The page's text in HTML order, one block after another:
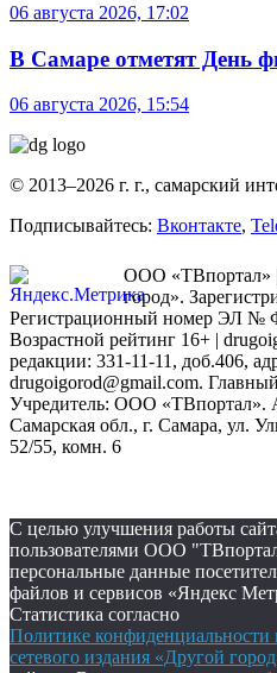
06 августа 2026, 17:02
В Самаре отметят День
06 августа 2026, 15:54
© 2013–2026 г. г., самарский
Подписывайтесь: Вконтакте,
ООО «ТВпортал» |
город».
Регистрационный номер ЭЛ №
Возрастной рейтинг 16+ |
редакции: 331-11-11, доб.406,
drugoigorod@gmail.com.
Учредитель: ООО «ТВпортал».
Самарская обл., г. Самара, ул.
52/55, комн. 6
С целью улучшения работы
пользователями ООО
персональные данные
файлов и сервисов «Яндекс
Статистика согласно
Политике
сетевого издания «Другой